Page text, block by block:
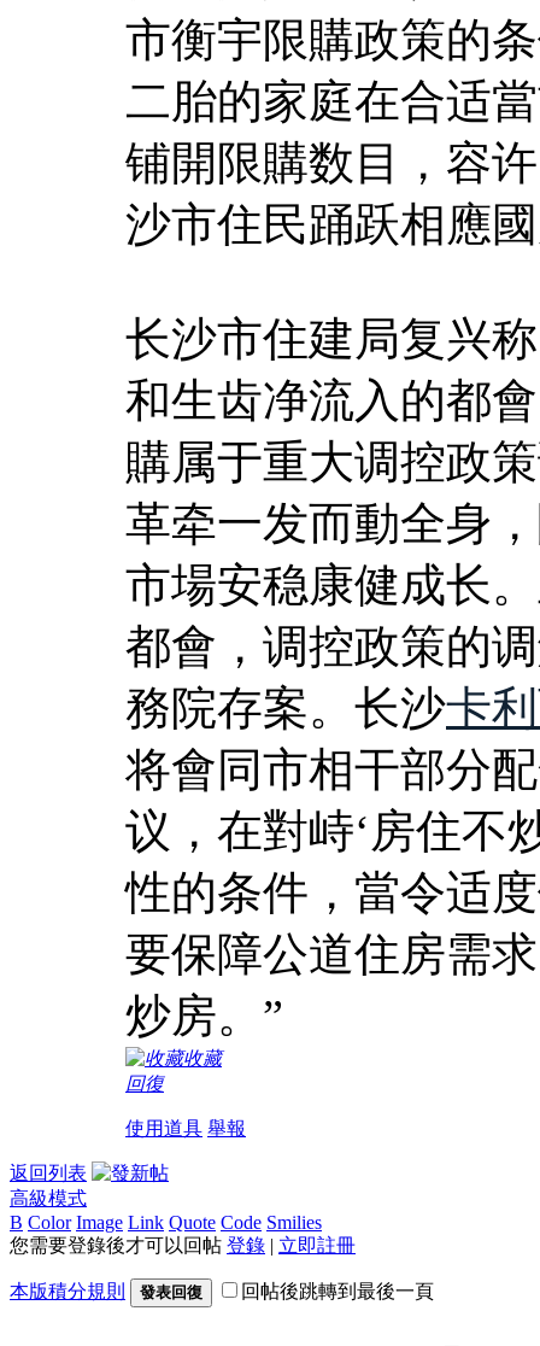
市衡宇限購政策的
二胎的家庭在合适
铺開限購数目，容
沙市住民踊跃相應
长沙市住建局复兴
和生齿净流入的都
購属于重大调控政
革牵一发而動全身
市場安稳康健成长
都會，调控政策的
務院存案。长沙卡
将會同市相干部分
议，在對峙‘房住不
性的条件，當令适
要保障公道住房需
炒房。”
收藏
回復
使用道具 舉報
返回列表
高級模式
B Color Image Link Quote Code Smilies
您需要登錄後才可以回帖 登錄 | 立即註冊
本版積分規則 發表回復 回帖後跳轉到最後一頁